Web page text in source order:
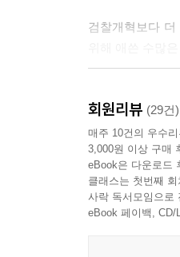
후기 | 최민희
검찰개혁보다
원하는 시대정
언론의 행태, 그
1부 총론(조국
맥락과 의미를
10월 14일(조국
회원리뷰 (29건)
매주 10건의 우수
3,000원 이상 구매
eBook은 다운로드
클래스는 첫번째
사락 독서모임으로
eBook 페이백,